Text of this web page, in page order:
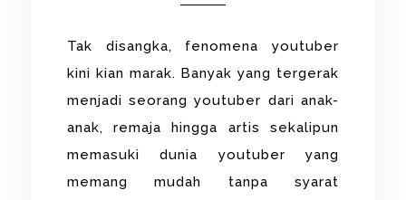
Tak disangka, fenomena youtuber
kini kian marak. Banyak yang tergerak
menjadi seorang youtuber dari anak-
anak, remaja hingga artis sekalipun
memasuki dunia youtuber yang
memang mudah tanpa syarat